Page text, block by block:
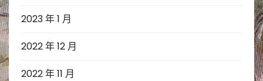
2023 年 1 月
2022 年 12 月
2022 年 11 月